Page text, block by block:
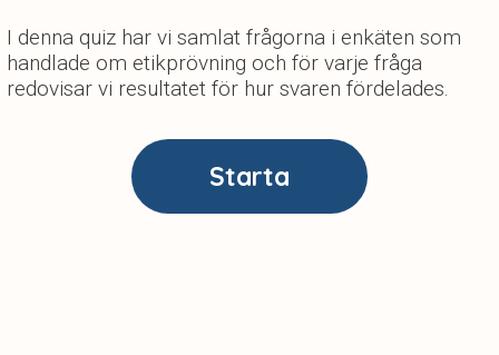
I denna quiz har vi samlat frågorna i enkäten som
handlade om etikprövning och för varje fråga
redovisar vi resultatet för hur svaren fördelades.
Starta